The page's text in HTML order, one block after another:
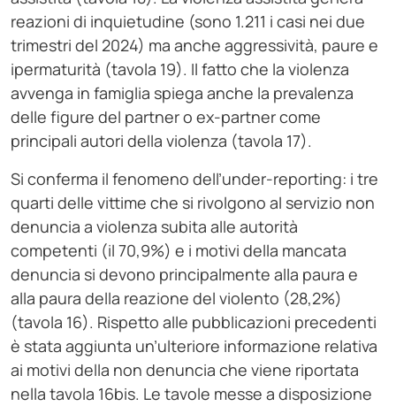
reazioni di inquietudine (sono 1.211 i casi nei due
trimestri del 2024) ma anche aggressività, paure e
ipermaturità (tavola 19). Il fatto che la violenza
avvenga in famiglia spiega anche la prevalenza
delle figure del partner o ex-partner come
principali autori della violenza (tavola 17).
Si conferma il fenomeno dell’under-reporting: i tre
quarti delle vittime che si rivolgono al servizio non
denuncia a violenza subita alle autorità
competenti (il 70,9%) e i motivi della mancata
denuncia si devono principalmente alla paura e
alla paura della reazione del violento (28,2%)
(tavola 16). Rispetto alle pubblicazioni precedenti
è stata aggiunta un’ulteriore informazione relativa
ai motivi della non denuncia che viene riportata
nella tavola 16bis. Le tavole messe a disposizione